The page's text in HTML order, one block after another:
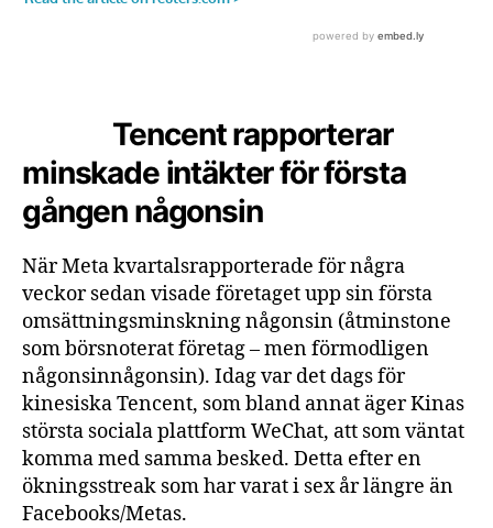
Tencent rapporterar
minskade intäkter för första
gången någonsin
När Meta kvartalsrapporterade för några
veckor sedan visade företaget upp sin första
omsättningsminskning någonsin (åtminstone
som börsnoterat företag – men förmodligen
någonsinnågonsin). Idag var det dags för
kinesiska Tencent, som bland annat äger Kinas
största sociala plattform WeChat, att som väntat
komma med samma besked. Detta efter en
ökningsstreak som har varat i sex år längre än
Facebooks/Metas.